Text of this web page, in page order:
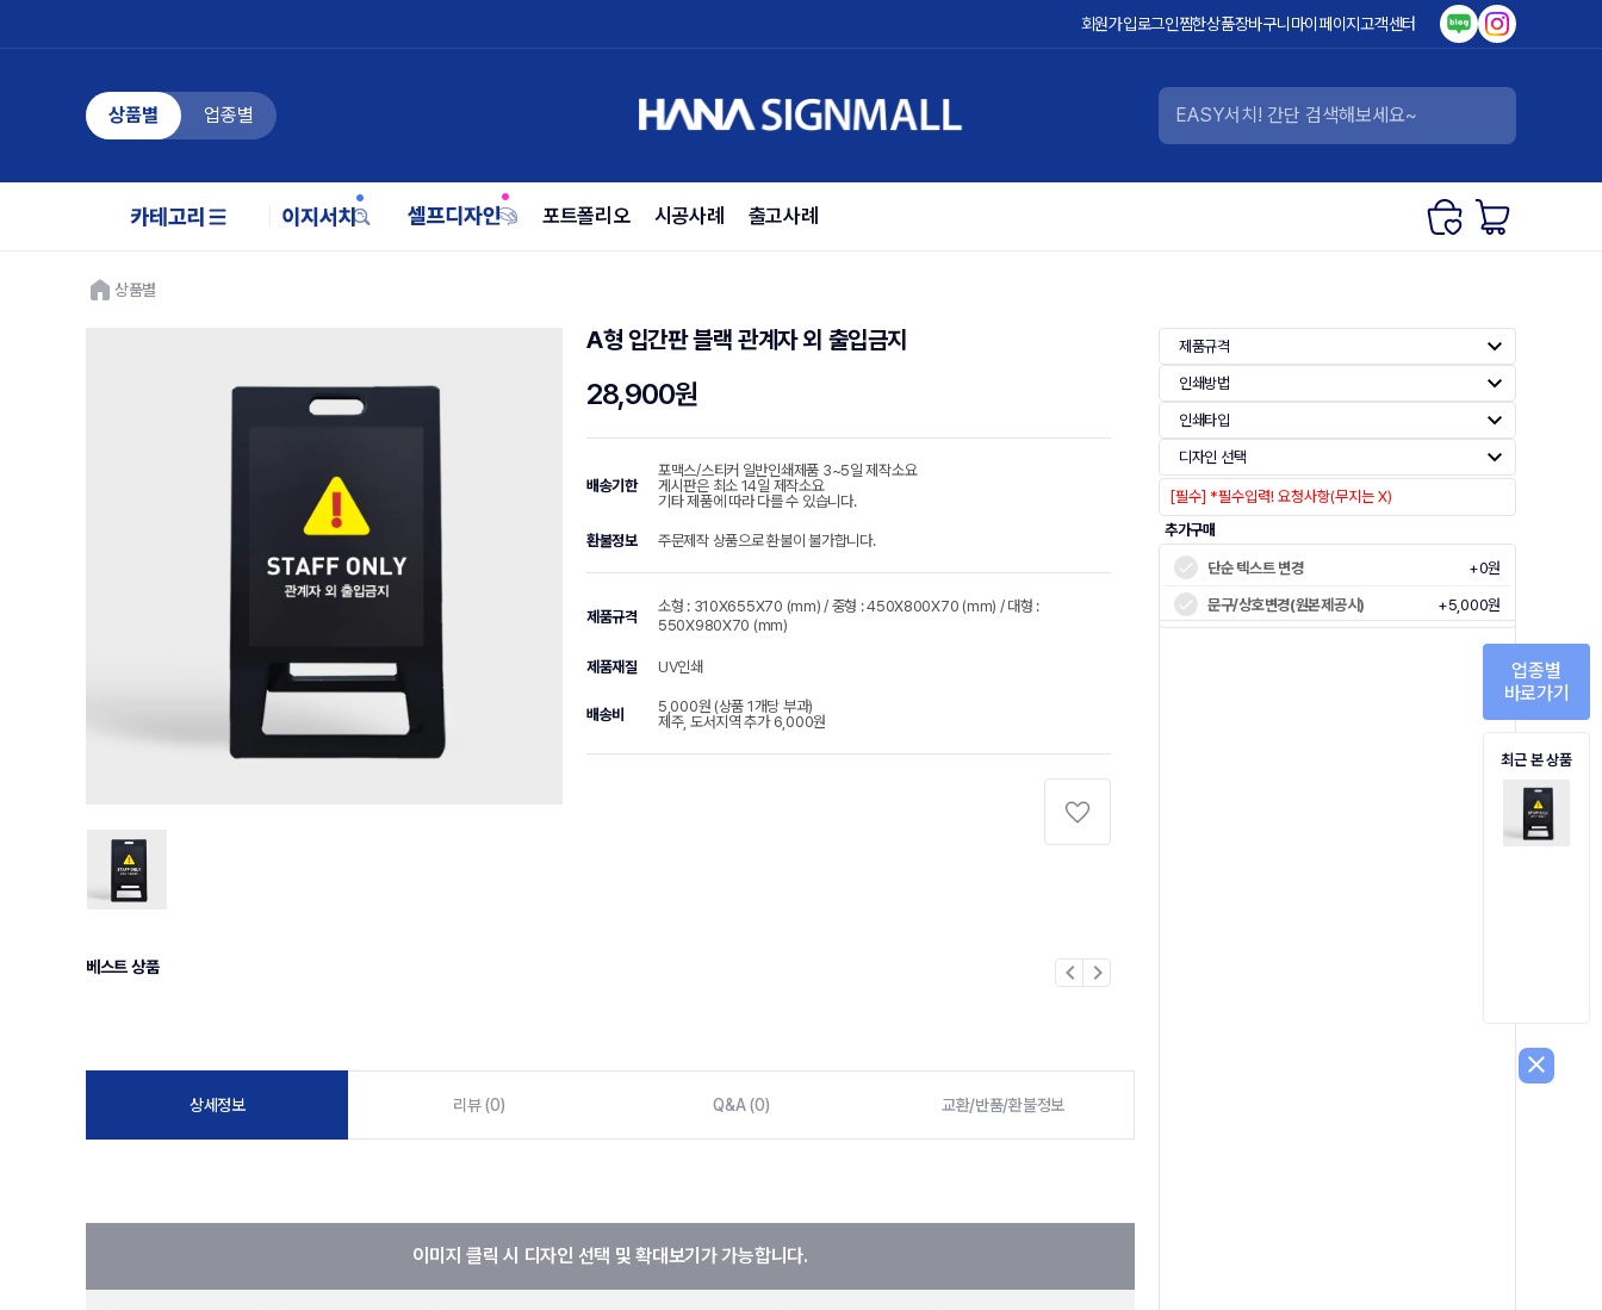
회원가입로그인찜한상품장바구니 마이페이지고객센터
상품별 업종별
포트폴리오 시공사례 출고사례
상품별
A형 입간판 블랙 관계자 외 출입금지
28,900원
배송기한
포맥스/스티커 일반인쇄제품 3~5일 제작소요
게시판은 최소 14일 제작소요
기타 제품에 따라 다를 수 있습니다.
환불정보 주문제작 상품으로 환불이 불가합니다.
제품규격
소형 : 310X655X70 (mm) / 중형 : 450X800X70 (mm) / 대형 :
550X980X70 (mm)
제품재질 UV인쇄
배송비
5,000원 (상품 1개당 부과)
제주, 도서지역 추가 6,000원
베스트 상품 chevron_left chevron_right
상세정보 리뷰 (0) Q&A (0) 교환/반품/환불정보
이미지 클릭 시 디자인 선택 및 확대보기가 가능합니다.
제품규격
인쇄방법
인쇄타입
디자인 선택
추가구매
단순 텍스트 변경 +0원
문구/상호변경(원본제공시) +5,000원
업종별
바로가기
최근 본 상품
close